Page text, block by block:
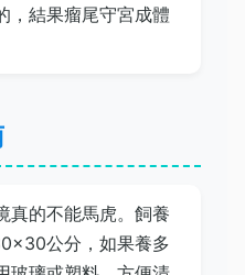
，結果瘤尾守宮成體
真的不能馬虎。飼養
公分，如果養多